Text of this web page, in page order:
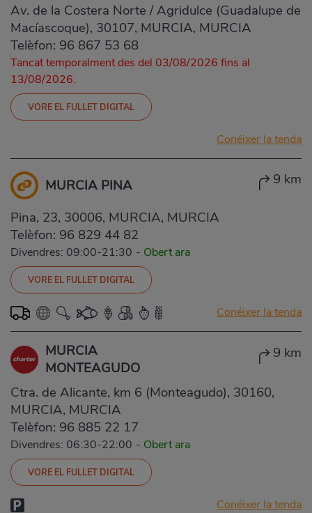
Av. de la Costera Norte / Agridulce (Guadalupe de
Macíascoque), 30107, MURCIA, MURCIA
Telèfon: 96 867 53 68
Tancat temporalment des del 03/08/2026 fins al
13/08/2026.
VORE EL FULLET DIGITAL
Conéixer la tenda
MURCIA PINA 9 km
Pina, 23, 30006, MURCIA, MURCIA
Telèfon: 96 829 44 82
Divendres: 09:00-21:30 - Obert ara
VORE EL FULLET DIGITAL
Conéixer la tenda
MURCIA
MONTEAGUDO
9 km
Ctra. de Alicante, km 6 (Monteagudo), 30160,
MURCIA, MURCIA
Telèfon: 96 885 22 17
Divendres: 06:30-22:00 - Obert ara
VORE EL FULLET DIGITAL
Conéixer la tenda